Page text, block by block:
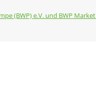
(BWP) e.V. und BWP